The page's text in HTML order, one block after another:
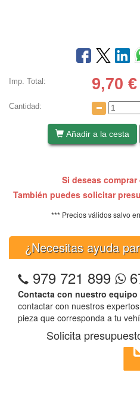
Imp. Total: 9,70 €
Cantidad:
Añadir a la cesta
Si deseas
También puedes solicitar
*** Precios válidos salvo
¿Necesitas ayuda
979 721 899
Contacta con nuestro equipo
contactar con nuestros
pieza que corresponda a tu
Solicita